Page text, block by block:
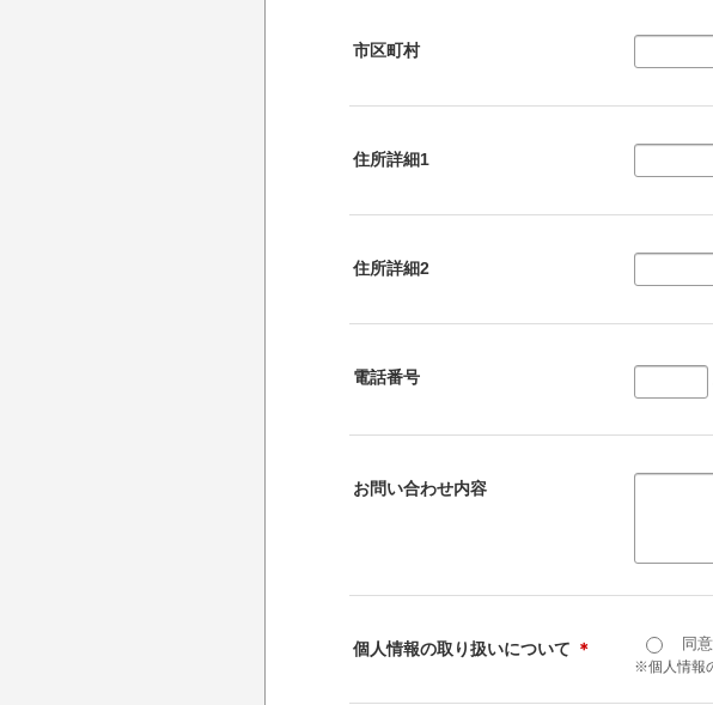
市区町村
住所詳細1
住所詳細2
電話番号
お問い合わせ内容
個人情報の取り扱いについて ＊ 同
※個人情報